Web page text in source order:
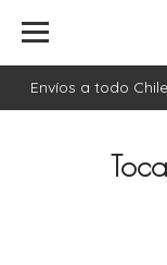
Envíos a todo